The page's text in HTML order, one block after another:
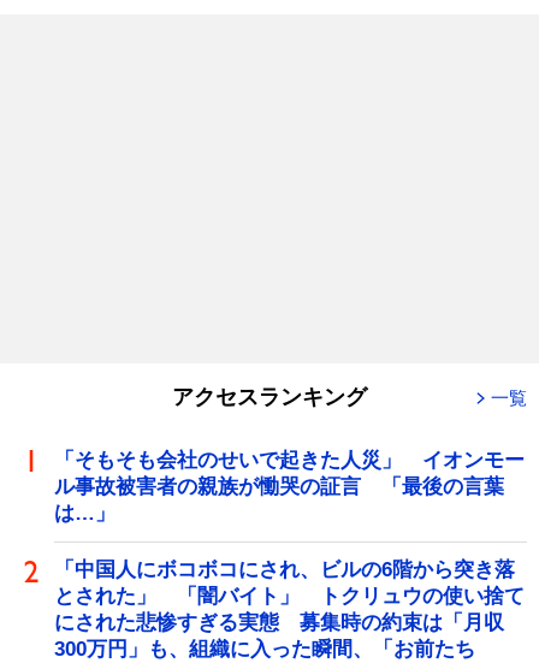
アクセスランキング 一覧
「そもそも会社のせいで起きた人災」 イオンモー
ル事故被害者の親族が慟哭の証言 「最後の言葉
は…」
「中国人にボコボコにされ、ビルの6階から突き落
とされた」 「闇バイト」 トクリュウの使い捨て
にされた悲惨すぎる実態 募集時の約束は「月収
300万円」も、組織に入った瞬間、「お前たち